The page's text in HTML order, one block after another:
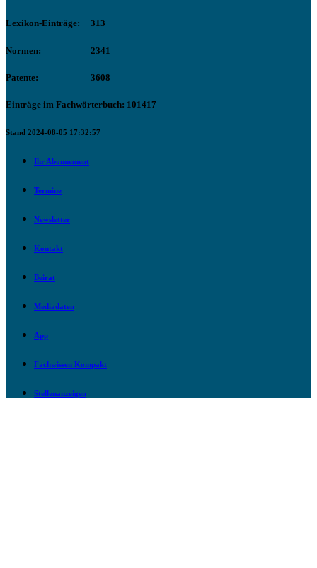
Lexikon-Einträge: 313
Normen: 2341
Patente: 3608
Einträge im Fachwörterbuch: 101417
Stand 2024-08-05 17:32:57
Ihr Abonnement
Termine
Newsletter
Kontakt
Beirat
Mediadaten
App
Fachwissen Kompakt
Stellenanzeigen